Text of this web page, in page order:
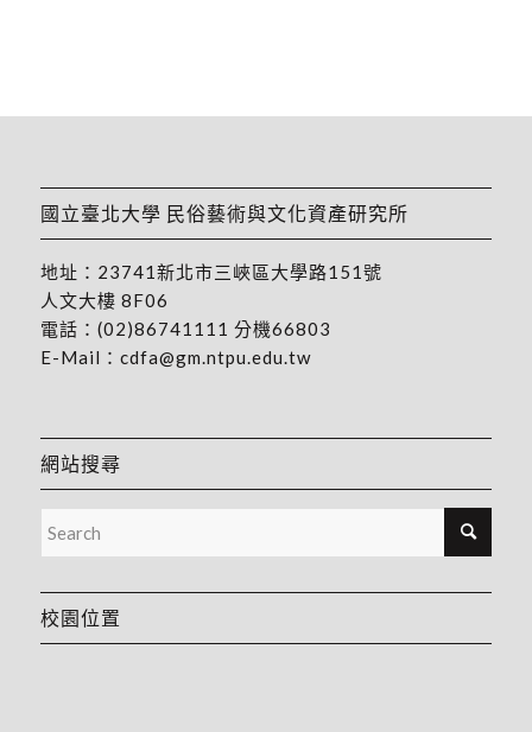
國立臺北大學 民俗藝術與文化資產研究所
地址： 23741新北市三峽區大學路151號
人文大樓 8F06
電話： (02)86741111 分機66803
E-Mail： cdfa@gm.ntpu.edu.tw
網站搜尋
校園位置